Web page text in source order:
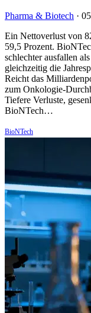
Pharma & Biotech ·
Ein Nettoverlust von
59,5 Prozent.
schlechter ausfallen
gleichzeitig die
Reicht das
zum Onkologie-
Tiefere Verluste,
BioNTech…
BioNTech